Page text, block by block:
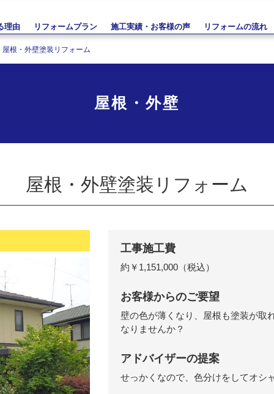
理由 リフォームプラン 施工実績・お客様の声 リフォームの流れ
屋根・外壁塗装リフォーム
屋根・外壁
屋根・外壁塗装リフォーム
工事施工費
約￥1,151,000（税込）
お客様からのご要望
壁の色が薄くなり、屋根も塗装が取
なりませんか？
アドバイザーの提案
せっかくなので、色分けをしてオシ